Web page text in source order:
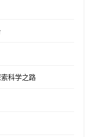
科学之路